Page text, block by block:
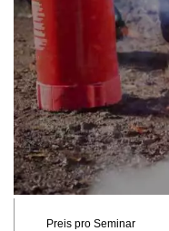
Preis pro Seminar